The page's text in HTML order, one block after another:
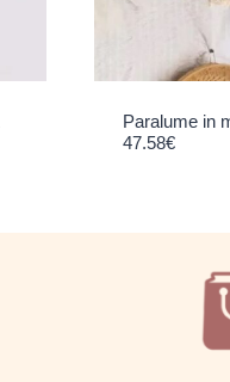
Paralume in
47.58€